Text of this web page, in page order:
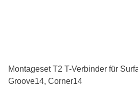
Montageset T2 T-Verbinder für
Groove14, Corner14